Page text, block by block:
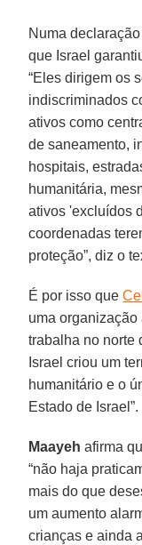
Numa
que Israel
“Eles dirigem os
indiscriminados
ativos como
de saneamento,
hospitais,
humanitária,
ativos 'excluídos
coordenadas
proteção”, diz o
É por isso que
uma
trabalha no norte
Israel criou um
humanitário e o
Estado de Israel”.
Maayeh afirma
“não haja
mais do que
um aumento
crianças e ainda